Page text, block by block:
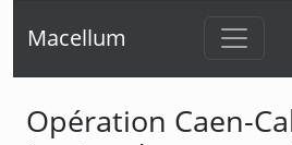
Macellum
Opération Caen-